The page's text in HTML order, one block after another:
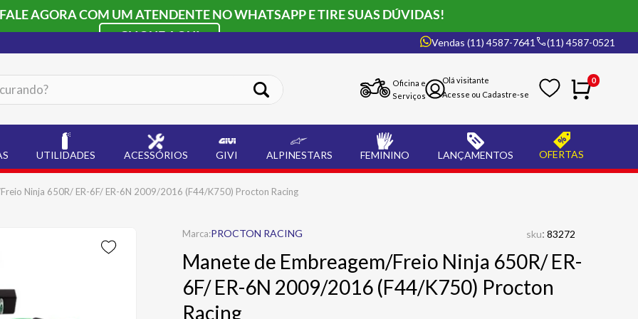
AGORA COM UM ATENDENTE NO WHATSAPP E TIRE SUAS DÚVIDAS!
CLIQUE AQUI
Vendas (11) 4587-7641 (11) 4587-0521
Oficina e
Serviços
0
UTILIDADES ACESSÓRIOS GIVI ALPINESTARS FEMININO LANÇAMENTOS OFERTAS
Ninja 650R/ ER-6F/ ER-6N 2009/2016 (F44/K750) Procton Racing
PROCTON RACING sku: 83272
Manete de Embreagem/Freio Ninja 650R/ ER-
6F/ ER-6N 2009/2016 (F44/K750) Procton
Racing